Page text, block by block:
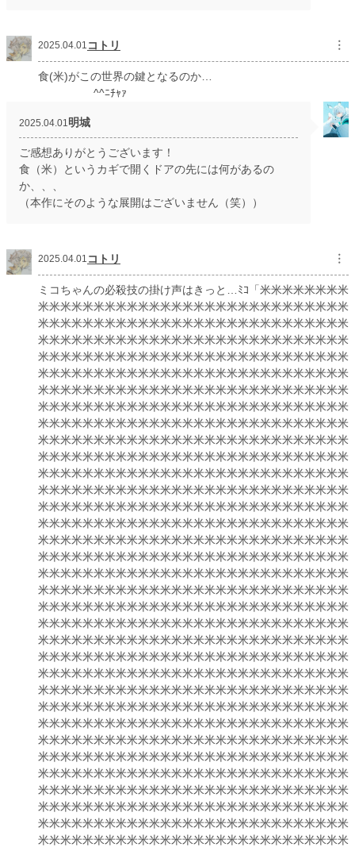
2025.04.01 コトリ ︙
食(米)がこの世界の鍵となるのか…
^^ﾆﾁｬｧ
2025.04.01 明城
ご感想ありがとうございます！
食（米）というカギで開くドアの先には何があるの
か、、、
（本作にそのような展開はございません（笑））
2025.04.01 コトリ ︙
ミコちゃんの必殺技の掛け声はきっと…ﾐｺ「米米米米米米米米
米米米米米米米米米米米米米米米米米米米米米米米米米米米米
米米米米米米米米米米米米米米米米米米米米米米米米米米米米
米米米米米米米米米米米米米米米米米米米米米米米米米米米米
米米米米米米米米米米米米米米米米米米米米米米米米米米米米
米米米米米米米米米米米米米米米米米米米米米米米米米米米米
米米米米米米米米米米米米米米米米米米米米米米米米米米米米
米米米米米米米米米米米米米米米米米米米米米米米米米米米米
米米米米米米米米米米米米米米米米米米米米米米米米米米米米
米米米米米米米米米米米米米米米米米米米米米米米米米米米米
米米米米米米米米米米米米米米米米米米米米米米米米米米米米
米米米米米米米米米米米米米米米米米米米米米米米米米米米米
米米米米米米米米米米米米米米米米米米米米米米米米米米米米
米米米米米米米米米米米米米米米米米米米米米米米米米米米米
米米米米米米米米米米米米米米米米米米米米米米米米米米米米
米米米米米米米米米米米米米米米米米米米米米米米米米米米米
米米米米米米米米米米米米米米米米米米米米米米米米米米米米
米米米米米米米米米米米米米米米米米米米米米米米米米米米米
米米米米米米米米米米米米米米米米米米米米米米米米米米米米
米米米米米米米米米米米米米米米米米米米米米米米米米米米米
米米米米米米米米米米米米米米米米米米米米米米米米米米米米
米米米米米米米米米米米米米米米米米米米米米米米米米米米米
米米米米米米米米米米米米米米米米米米米米米米米米米米米米
米米米米米米米米米米米米米米米米米米米米米米米米米米米米
米米米米米米米米米米米米米米米米米米米米米米米米米米米米
米米米米米米米米米米米米米米米米米米米米米米米米米米米米
米米米米米米米米米米米米米米米米米米米米米米米米米米米米
米米米米米米米米米米米米米米米米米米米米米米米米米米米米
米米米米米米米米米米米米米米米米米米米米米米米米米米米米
米米米米米米米米米米米米米米米米米米米米米米米米米米米米
米米米米米米米米米米米米米米米米米米米米米米米米米米米米
米米米米米米米米米米米米米米米米米米米米米米米米米米米米
米米米米米米米米米米米米米米米米米米米米米米米米米米米米
米米米米米米米米米米米米米米米米米米米米米米米米米米米米